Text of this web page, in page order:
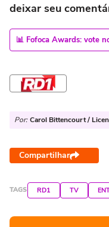
deixar seu
📊 Fofoca Awards: vote
Por: Carol Bittencourt /
Compartilhar
TAGS RD1 TV